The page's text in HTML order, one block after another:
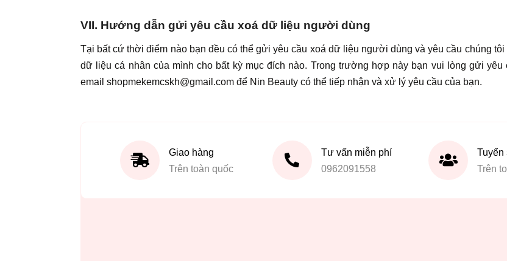
VII. Hướng dẫn gửi yêu cầu xoá dữ liệu người dùng
Tại bất cứ thời điểm nào bạn đều có thể gửi yêu cầu xoá dữ liệu người dùng và yêu cầu chúng
dữ liệu cá nhân của mình cho bất kỳ mục đích nào. Trong trường hợp này bạn vui lòng gửi yêu
email shopmekemcskh@gmail.com để Nin Beauty có thể tiếp nhận và xử lý yêu cầu của bạn.
Giao hàng
Trên toàn quốc
Tư vấn miễn phí
0962091558
Tuyển
Trên